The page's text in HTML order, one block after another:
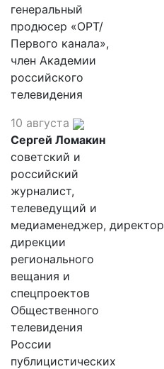
генеральный
продюсер «ОРТ/
Первого канала»,
член Академии
российского
телевидения
10 августа
Сергей Ломакин
советский и
российский
журналист,
телеведущий и
медиаменеджер, директор
дирекции
регионального
вещания и
спецпроектов
Общественного
телевидения
России
публицистических